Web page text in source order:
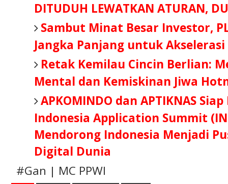
DITUDUH LEWATKAN ATURAN,
Sambut Minat Besar Investor,
Jangka Panjang untuk Akselerasi
Retak Kemilau Cincin Berlian:
Mental dan Kemiskinan Jiwa
APKOMINDO dan APTIKNAS
Indonesia Application Summit
Mendorong Indonesia Menjadi
Digital Dunia
#Gan | MC PPWI